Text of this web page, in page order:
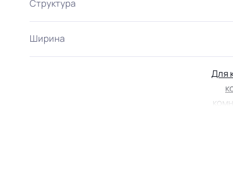
Структура
Ширина
Для